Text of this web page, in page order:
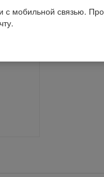
мобильной связью.